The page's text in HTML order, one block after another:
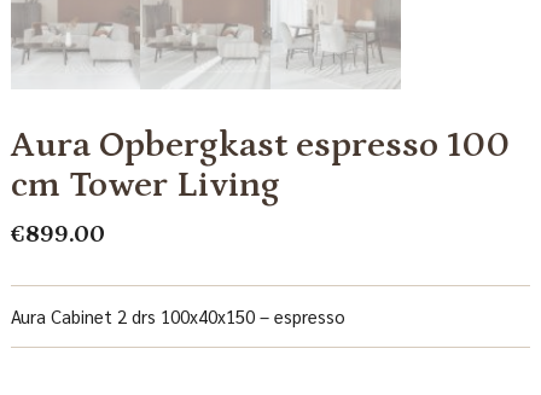
Aura Opbergkast espresso 100
cm Tower Living
€899.00
Aura Cabinet 2 drs 100x40x150 – espresso